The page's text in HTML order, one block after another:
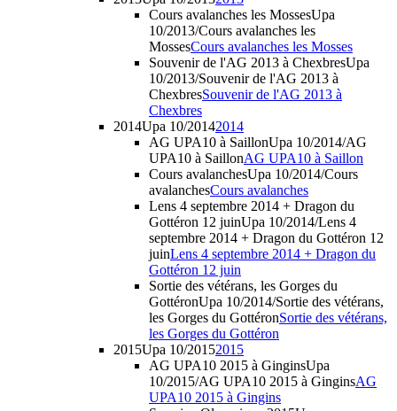
Cours avalanches les MossesUpa
10/2013/Cours avalanches les
MossesCours avalanches les Mosses
Souvenir de l'AG 2013 à ChexbresUpa
10/2013/Souvenir de l'AG 2013 à
ChexbresSouvenir de l'AG 2013 à
Chexbres
2014Upa 10/20142014
AG UPA10 à SaillonUpa 10/2014/AG
UPA10 à SaillonAG UPA10 à Saillon
Cours avalanchesUpa 10/2014/Cours
avalanchesCours avalanches
Lens 4 septembre 2014 + Dragon du
Gottéron 12 juinUpa 10/2014/Lens 4
septembre 2014 + Dragon du Gottéron 12
juinLens 4 septembre 2014 + Dragon du
Gottéron 12 juin
Sortie des vétérans, les Gorges du
GottéronUpa 10/2014/Sortie des vétérans,
les Gorges du GottéronSortie des vétérans,
les Gorges du Gottéron
2015Upa 10/20152015
AG UPA10 2015 à GinginsUpa
10/2015/AG UPA10 2015 à GinginsAG
UPA10 2015 à Gingins